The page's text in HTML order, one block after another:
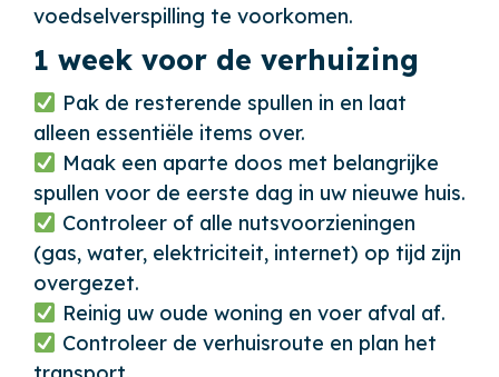
voedselverspilling te voorkomen.
1 week voor de verhuizing
Pak de resterende spullen in en laat
alleen essentiële items over.
Maak een aparte doos met belangrijke
spullen voor de eerste dag in uw nieuwe huis.
Controleer of alle nutsvoorzieningen
(gas, water, elektriciteit, internet) op tijd zijn
overgezet.
Reinig uw oude woning en voer afval af.
Controleer de verhuisroute en plan het